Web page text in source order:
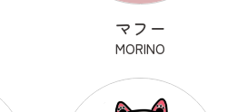
マフー
MORINO